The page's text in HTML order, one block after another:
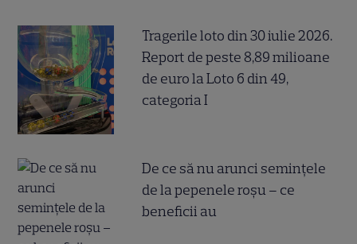
Tragerile loto din 30 iulie 2026.
Report de peste 8,89 milioane
de euro la Loto 6 din 49,
categoria I
De ce să nu arunci semințele
de la pepenele roșu – ce
beneficii au